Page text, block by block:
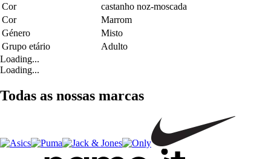
Cor
castanho noz-moscada
Cor
Marrom
Género
Misto
Grupo etário
Adulto
Loading...
Loading...
Todas as nossas marcas